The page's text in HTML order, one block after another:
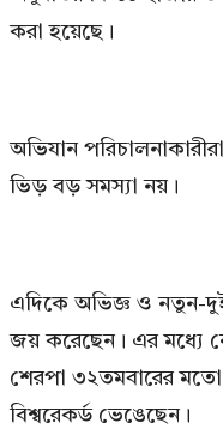
করা হয়েছে।
অভিযান
ভিড় বড় সমস্যা নয়।
এদিকে অভিজ্ঞ ও নতুন-
জয় করেছেন। এর মধ্যে
শেরপা ৩২তমবারের
বিশ্বরেকর্ড ভেঙেছেন।